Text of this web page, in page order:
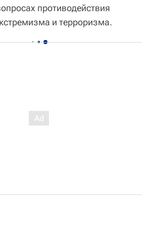
противодействия
и терроризма.